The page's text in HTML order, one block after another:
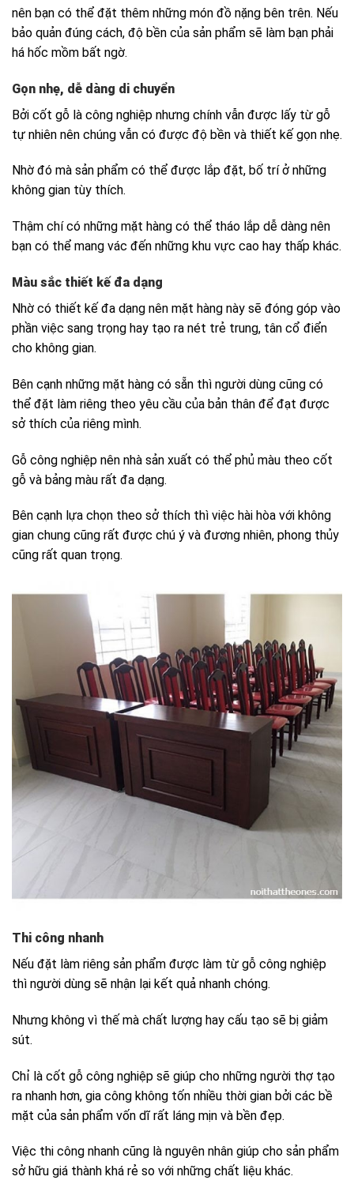
nên bạn có thể đặt thêm những món đồ nặng bên trên. Nếu
bảo quản đúng cách, độ bền của sản phẩm sẽ làm bạn phải
há hốc mồm bất ngờ.
Gọn nhẹ, dễ dàng di chuyển
Bởi cốt gỗ là công nghiệp nhưng chính vẫn được lấy từ gỗ
tự nhiên nên chúng vẫn có được độ bền và thiết kế gọn nhẹ.
Nhờ đó mà sản phẩm có thể được lắp đặt, bố trí ở những
không gian tùy thích.
Thậm chí có những mặt hàng có thể tháo lắp dễ dàng nên
bạn có thể mang vác đến những khu vực cao hay thấp khác.
Màu sắc thiết kế đa dạng
Nhờ có thiết kế đa dạng nên mặt hàng này sẽ đóng góp vào
phần việc sang trọng hay tạo ra nét trẻ trung, tân cổ điển
cho không gian.
Bên cạnh những mặt hàng có sẵn thì người dùng cũng có
thể đặt làm riêng theo yêu cầu của bản thân để đạt được
sở thích của riêng mình.
Gỗ công nghiệp nên nhà sản xuất có thể phủ màu theo cốt
gỗ và bảng màu rất đa dạng.
Bên cạnh lựa chọn theo sở thích thì việc hài hòa với không
gian chung cũng rất được chú ý và đương nhiên, phong thủy
cũng rất quan trọng.
Thi công nhanh
Nếu đặt làm riêng sản phẩm được làm từ gỗ công nghiệp
thì người dùng sẽ nhận lại kết quả nhanh chóng.
Nhưng không vì thế mà chất lượng hay cấu tạo sẽ bị giảm
sút.
Chỉ là cốt gỗ công nghiệp sẽ giúp cho những người thợ tạo
ra nhanh hơn, gia công không tốn nhiều thời gian bởi các bề
mặt của sản phẩm vốn dĩ rất láng mịn và bền đẹp.
Việc thi công nhanh cũng là nguyên nhân giúp cho sản phẩm
sở hữu giá thành khá rẻ so với những chất liệu khác.